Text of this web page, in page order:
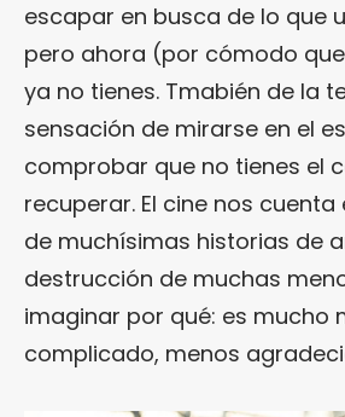
escapar en busca de lo que
pero ahora (por cómodo
ya no tienes. Tmabién de la
sensación de mirarse en el
comprobar que no tienes el
recuperar. El cine nos
de muchísimas historias de
destrucción de muchas
imaginar por qué: es mucho
complicado, menos